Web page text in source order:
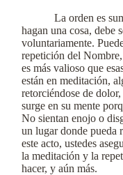
La orden es
hagan una cosa, debe
voluntariamente.
repetición del
es más valioso que
están en meditación,
retorciéndose de
surge en su mente
No sientan enojo o
un lugar donde pueda
este acto, ustedes
la meditación y la
hacer, y aún más.